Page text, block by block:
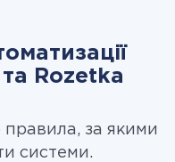
Rozetka
за якими
системи.